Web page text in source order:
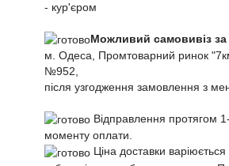
- кур'єром
Можливий самовивіз
м. Одеса, Промтоварний ринок
№952,
після узгодження замовлення з
Відправлення протягом
моменту оплати.
Ціна доставки